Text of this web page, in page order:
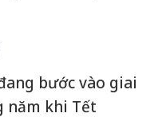
bước vào giai
năm khi Tết